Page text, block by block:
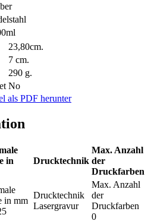
23,80cm.
7 cm.
290 g.
No
als PDF herunter
in
Drucktechnik
Max. Anzahl
der
Druckfarben
in mm
Drucktechnik
Lasergravur
Max. Anzahl
der
Druckfarben
0